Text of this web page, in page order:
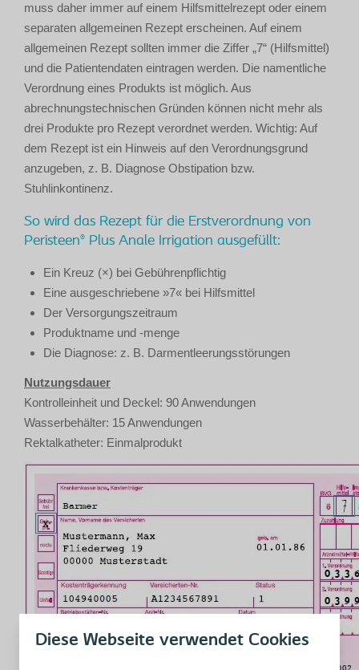
Diese Webseite verwendet Cookies
muss daher immer auf einem Hilfsmittelrezept oder einem
separaten allgemeinen Rezept erscheinen. Auf einem
allgemeinen Rezept sollten immer die Ziffer „7“ (Hilfsmittel)
und die Patientendaten eintragen werden. Die namentliche
Verordnung eines Produkts ist möglich. Aus
abrechnungstechnischen Gründen können nicht mehr als
drei Produkte pro Rezept verordnet werden. Wichtig: Auf
dem Rezept ist ein Hinweis auf den Verordnungsgrund
anzugeben, z. B. Diagnose Obstipation bzw.
Stuhlinkontinenz.
So wird das Rezept für die Erstverordnung von
Peristeen® Plus Anale Irrigation ausgefüllt:
Ein Kreuz (×) bei Gebührenpflichtig
Eine ausgeschriebene »7« bei Hilfsmittel
Der Versorgungszeitraum
Produktname und -menge
Die Diagnose: z. B. Darmentleerungsstörungen
Nutzungsdauer
Kontrolleinheit und Deckel: 90 Anwendungen
Wasserbehälter: 15 Anwendungen
Rektalkatheter: Einmalprodukt